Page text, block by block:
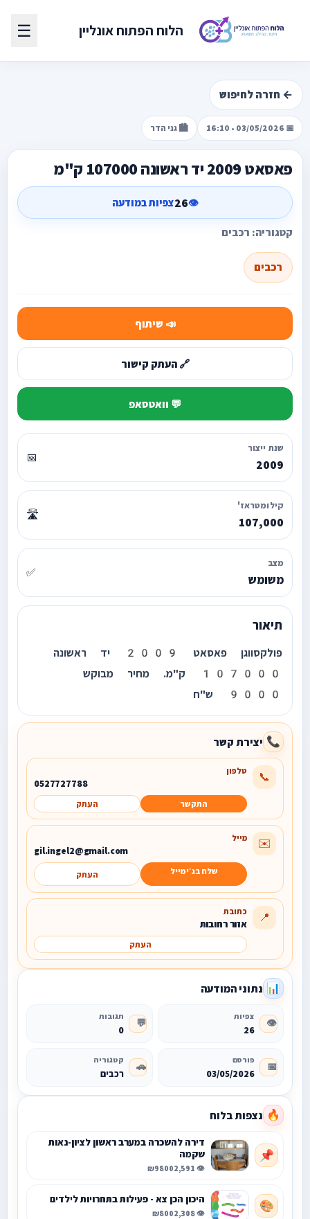
הלוח הפתוח אונליין ☰
← חזרה לחיפוש
📅 03/05/2026 • 16:10 🏙️ גני הדר
פאסאט 2009 יד ראשונה 107000 ק"מ
👁️
26צפיות במודעה
קטגוריה: רכבים
רכבים
📣 שיתוף
🔗 העתק קישור
💬 וואטסאפ
שנת ייצור
2009
📅
קילומטראז'
107,000
🛣️
מצב
משומש ✅
תיאור
פולקסווגן פאסאט 2009 יד ראשונה
107000 ק"מ. מחיר מבוקש
9000 ש"ח
📞 יצירת קשר
📞 טלפון
0527727788
התקשר העתק
✉️ מייל
gil.ingel2@gmail.com
שלח בג׳ימייל העתק
📍 כתובת
אזור רחובות
העתק
📊 נתוני המודעה
👁️ צפיות
26
💬 תגובות
0
📅 פורסם
03/05/2026
🚗 קטגוריה
רכבים
🔥 נצפות בלוח
📌
דירה להשכרה במערב ראשון לציון-נאות
שקמה
👁️ 2,591
₪9800
🎨 היכון הכן צא - פעילות בתחרויות לילדים
👁️ 2,308
₪800